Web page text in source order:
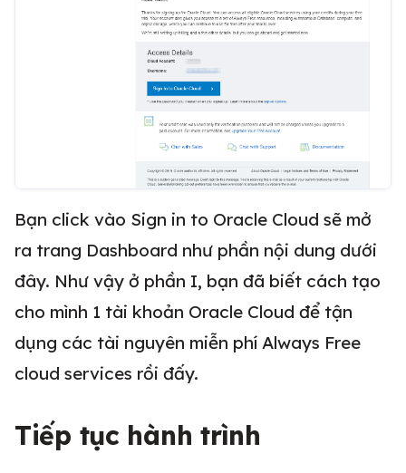
Bạn click vào Sign in to Oracle Cloud sẽ mở
ra trang Dashboard như phần nội dung dưới
đây. Như vậy ở phần I, bạn đã biết cách tạo
cho mình 1 tài khoản Oracle Cloud để tận
dụng các tài nguyên miễn phí Always Free
cloud services rồi đấy.
Tiếp tục hành trình